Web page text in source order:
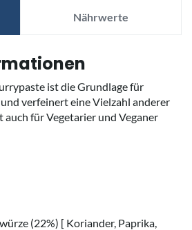
Nährwerte
ist die Grundlage für
verfeinert eine Vielzahl anderer
auch für Vegetarier und Veganer
(22%) [ Koriander, Paprika,